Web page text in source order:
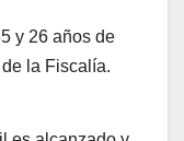
y 26 años de
la Fiscalía.